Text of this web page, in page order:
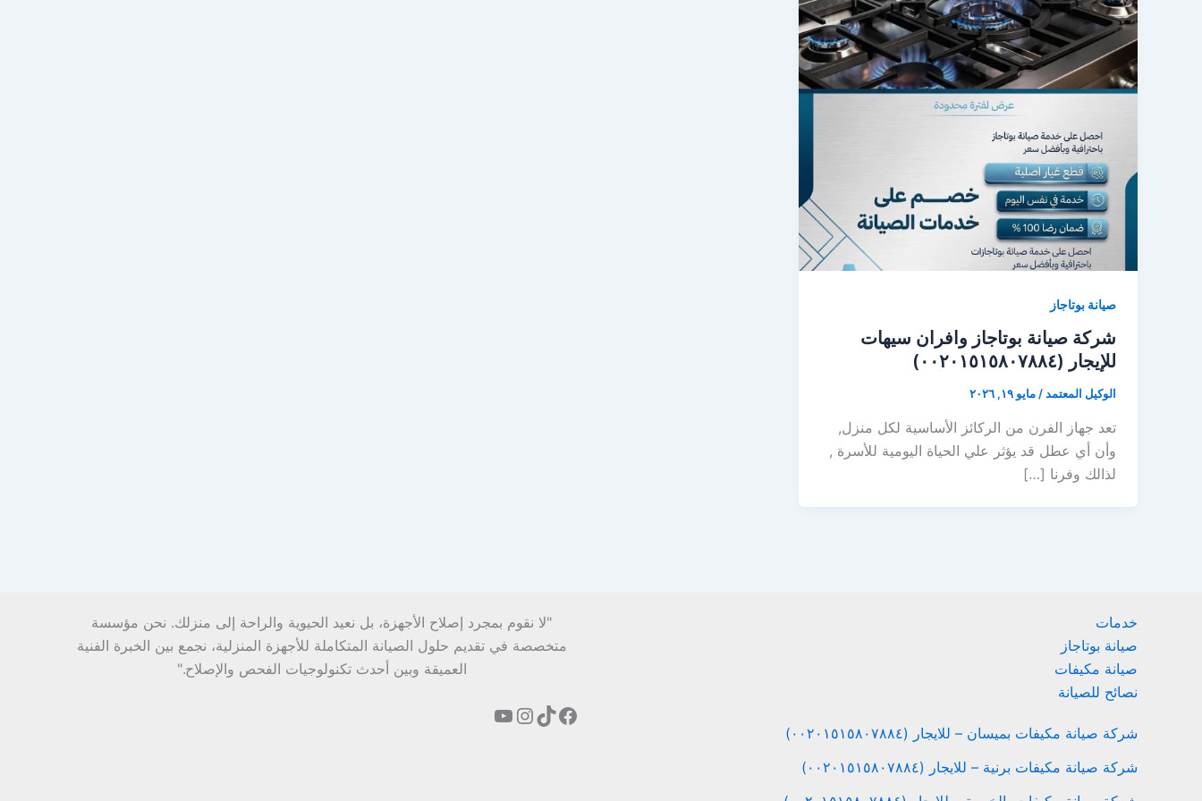
صيانة بوتاجاز
شركة صيانة بوتاجاز وافران سيهات
للإيجار (٠٠٢٠١٥١٥٨٠٧٨٨٤)
الوكيل المعتمد/مايو ١٩, ٢٠٢٦
تعد جهاز الفرن من الركائز الأساسية لكل منزل,
وأن أي عطل قد يؤثر علي الحياة اليومية للأسرة ,
لذالك وفرنا […]
خدمات
صيانة بوتاجاز
صيانة مكيفات
نصائح للصيانة
شركة صيانة مكيفات بميسان – للايجار (٠٠٢٠١٥١٥٨٠٧٨٨٤)
شركة صيانة مكيفات برنية – للايجار (٠٠٢٠١٥١٥٨٠٧٨٨٤)
"لا نقوم بمجرد إصلاح الأجهزة، بل نعيد الحيوية والراحة إلى منزلك. نحن مؤسسة
متخصصة في تقديم حلول الصيانة المتكاملة للأجهزة المنزلية، نجمع بين الخبرة الفنية
العميقة وبين أحدث تكنولوجيات الفحص والإصلاح."